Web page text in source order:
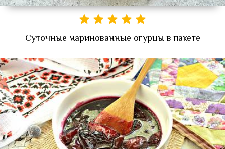
Суточные маринованные огурцы в пакете